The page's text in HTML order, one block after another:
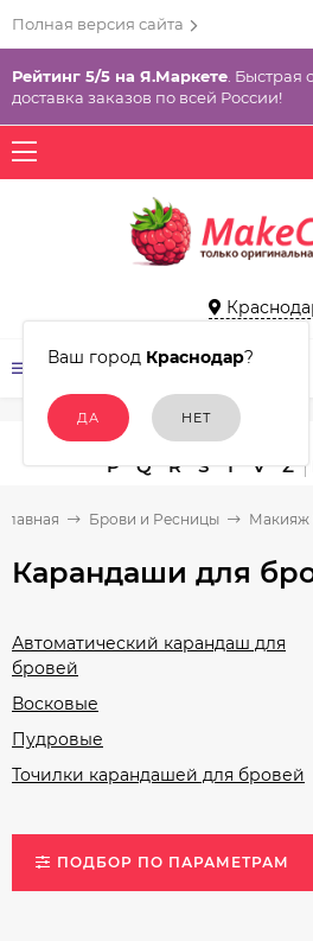
Полная версия сайта
Рейтинг 5/5 на Я.Маркете .
доставка заказов по всей России!
Ваш город Краснодар?
КАТАЛОГ ТОВАРОВ
A C D E
P
Q R S T V Z
Главная Брови и Ресницы Макияж
Карандаши для
Автоматический карандаш для
бровей
Восковые
Пудровые
Точилки карандашей для бровей
ПОДБОР ПО ПАРАМЕТРАМ